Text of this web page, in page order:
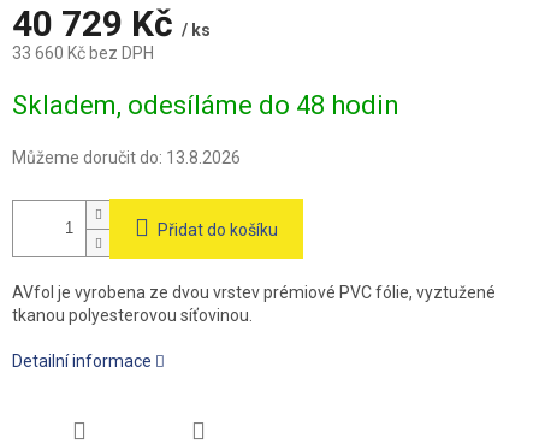
40 729 Kč / ks
33 660 Kč bez DPH
cena:
Skladem, odesíláme do 48 hodin
Můžeme doručit do: 13.8.2026
Přidat do košíku
AVfol je vyrobena ze dvou vrstev prémiové PVC fólie, vyztužené
tkanou polyesterovou síťovinou.
Detailní informace